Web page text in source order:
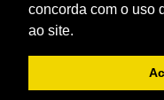
concorda com o uso
ao site.